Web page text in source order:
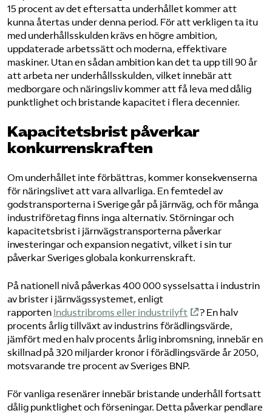
15 procent av det eftersatta underhållet kommer att
kunna återtas under denna period. För att verkligen ta itu
med underhållsskulden krävs en högre ambition,
uppdaterade arbetssätt och moderna, effektivare
maskiner. Utan en sådan ambition kan det ta upp till 90 år
att arbeta ner underhållsskulden, vilket innebär att
medborgare och näringsliv kommer att få leva med dålig
punktlighet och bristande kapacitet i flera decennier.
Kapacitetsbrist påverkar
konkurrenskraften
Om underhållet inte förbättras, kommer konsekvenserna
för näringslivet att vara allvarliga. En femtedel av
godstransporterna i Sverige går på järnväg, och för många
industriföretag finns inga alternativ. Störningar och
kapacitetsbrist i järnvägstransporterna påverkar
investeringar och expansion negativt, vilket i sin tur
påverkar Sveriges globala konkurrenskraft.
På nationell nivå påverkas 400 000 sysselsatta i industrin
av brister i järnvägssystemet, enligt
rapporten Industribroms eller industrilyft
? En halv
procents årlig tillväxt av industrins förädlingsvärde,
jämfört med en halv procents årlig inbromsning, innebär en
skillnad på 320 miljarder kronor i förädlingsvärde år 2050,
motsvarande tre procent av Sveriges BNP.
För vanliga resenärer innebär bristande underhåll fortsatt
dålig punktlighet och förseningar. Detta påverkar pendlare